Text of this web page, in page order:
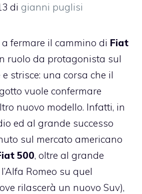
di gianni puglisi
fermare il cammino di Fiat
ruolo da protagonista sul
strisce: una corsa che il
vuole confermare
nuovo modello. Infatti, in
ed al grande successo
sul mercato americano
500, oltre al grande
Romeo su quel
rilascerà un nuovo Suv),